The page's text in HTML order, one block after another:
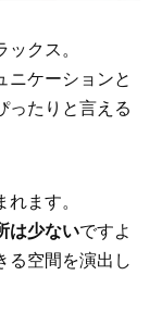
クス。
ニケーションと
ったりと言える
ます。
は少ないですよ
る空間を演出し